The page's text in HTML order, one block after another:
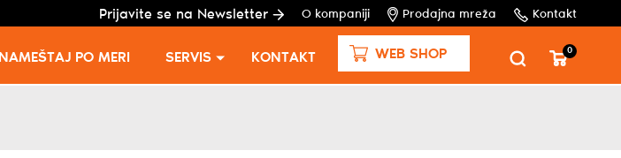
Prijavite se na Newsletter O kompaniji Prodajna mreža Kontakt
NAMEŠTAJ PO MERI SERVIS KONTAKT WEB SHOP 0